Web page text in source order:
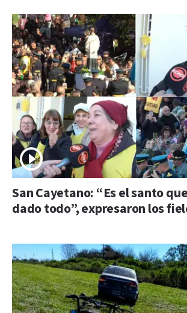
San Cayetano: “Es el santo
dado todo”, expresaron los